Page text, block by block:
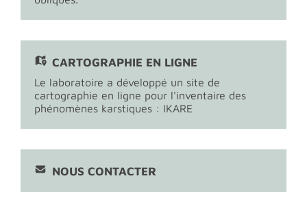
CARTOGRAPHIE EN LIGNE
Le laboratoire a développé un site de
cartographie en ligne pour l'inventaire des
phénomènes karstiques : IKARE
NOUS CONTACTER